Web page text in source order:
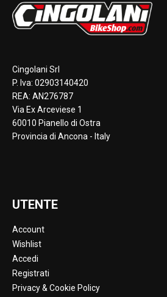
Cingolani Srl
P. Iva: 02903140420
REA: AN276787
Via Ex Arceviese 1
60010 Pianello di Ostra
Provincia di Ancona - Italy
UTENTE
Account
Wishlist
Accedi
Registrati
Privacy & Cookie Policy